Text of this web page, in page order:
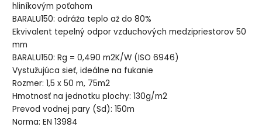
hliníkovým poťahom
BARALU150: odráža teplo až do 80%
Ekvivalent tepelný odpor vzduchových medzipriestorov 50
mm
BARALU150: Rg = 0,490 m2K/W (ISO 6946)
Vystužujúca sieť, ideálne na fukanie
Rozmer: 1,5 x 50 m, 75m2
Hmotnosť na jednotku plochy: 130g/m2
Prevod vodnej pary (Sd): 150m
Norma: EN 13984